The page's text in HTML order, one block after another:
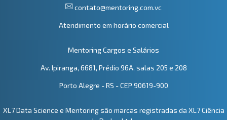
contato@mentoring.com.vc
Atendimento em horário comercial
Mentoring Cargos e Salários
Av. Ipiranga, 6681, Prédio 96A, salas 205 e 208
Porto Alegre - RS - CEP 90619-900
XL7 Data Science e Mentoring são marcas registradas da XL7 Ciência